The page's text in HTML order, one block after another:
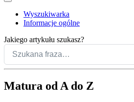
Wyszukiwarka
Informacje ogólne
Jakiego artykułu szukasz?
Matura od A do Z